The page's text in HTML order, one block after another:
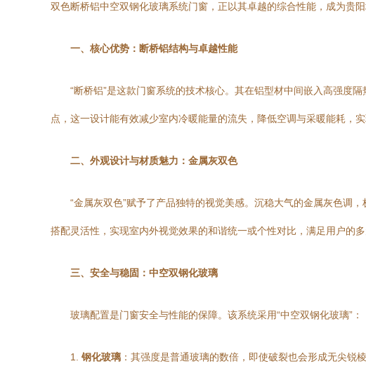
双色断桥铝中空双钢化玻璃系统门窗，正以其卓越的综合性能，成为贵
一、核心优势：断桥铝结构与卓越性能
“断桥铝”是这款门窗系统的技术核心。其在铝型材中间嵌入高强度
点，这一设计能有效减少室内冷暖能量的流失，降低空调与采暖能耗，
二、外观设计与材质魅力：金属灰双色
“金属灰双色”赋予了产品独特的视觉美感。沉稳大气的金属灰色调
搭配灵活性，实现室内外视觉效果的和谐统一或个性对比，满足用户的多
三、安全与稳固：中空双钢化玻璃
玻璃配置是门窗安全与性能的保障。该系统采用“中空双钢化玻璃”：
1. 钢化玻璃 ：其强度是普通玻璃的数倍，即使破裂也会形成无尖锐